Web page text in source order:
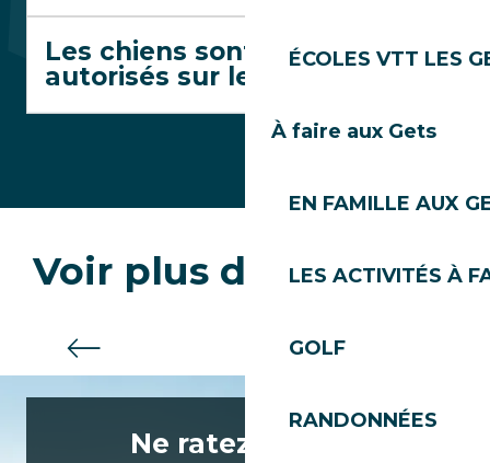
ÉCOLES VTT LES
À faire aux Gets
EN FAMILLE AUX
LES ACTIVITÉS À
GOLF
RANDONNÉES
Les chiens sont-ils
autorisés sur le parcours ?
Voir plus de parcours
Le Trail Rouge
Ne ratez rien de